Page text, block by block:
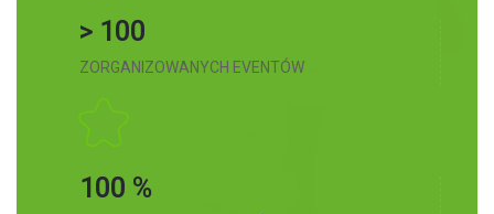
> 100
ZORGANIZOWANYCH EVENTÓW
100 %